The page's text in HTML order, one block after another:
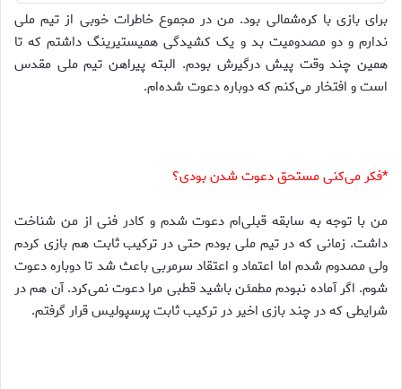
برای بازی با کره‌شمالی بود. من در مجموع خاطرات خوبی از تیم ملی
ندارم و دو مصدومیت بد و یک کشیدگی همیستیرینگ داشتم که تا
همین چند وقت پیش درگیرش بودم. البته پیراهن تیم ملی مقدس
است و افتخار می‌کنم که دوباره دعوت شده‌ام.
*فکر می‌کنی مستحق دعوت شدن بودی؟
من با توجه به سابقه قبلی‌ام دعوت شدم و کادر فنی از من شناخت
داشت. زمانی که در تیم ملی بودم حتی در ترکیب ثابت هم بازی کردم
ولی مصدوم شدم اما اعتماد و اعتقاد سرمربی باعث شد تا دوباره دعوت
شوم. اگر آماده نبودم مطمئن باشید قطبی مرا دعوت نمی‌کرد. آن هم در
شرایطی که در چند بازی اخیر در ترکیب ثابت پرسپولیس قرار گرفتم.